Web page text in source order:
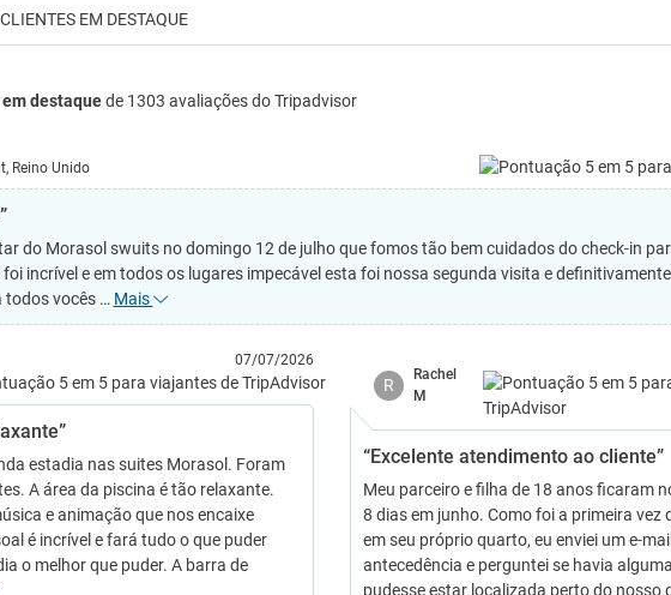
EM DESTAQUE
destaquede 1303 avaliações do Tripadvisor
Reino Unido
do Morasol swuits no domingo 12 de julho que fomos tão bem cuidados do check-in
incrível e em todos os lugares impecável esta foi nossa segunda visita e
todos vocês … Mais
07/07/2026
estadia nas suites Morasol. Foram
A área da piscina é tão relaxante.
e animação que nos encaixe
é incrível e fará tudo o que puder
o melhor que puder. A barra de
R
Rachel
M
“Excelente atendimento ao cliente”
Meu parceiro e filha de 18 anos ficaram
8 dias em junho. Como foi a primeira vez
em seu próprio quarto, eu enviei um e-
antecedência e perguntei se havia
pudesse estar localizada perto do nosso